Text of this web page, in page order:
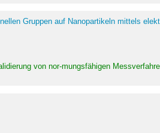
Gruppen auf Nanopartikeln mittels
von nor-mungsfähigen